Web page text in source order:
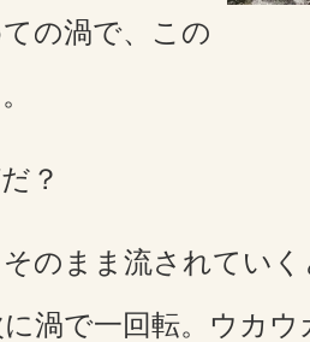
の渦で、この
？
のまま流されてい
渦で一回転。ウカ